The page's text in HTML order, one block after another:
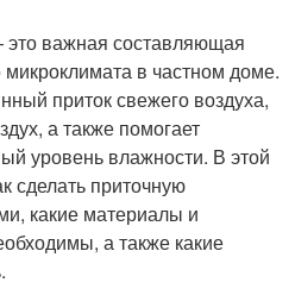
важная составляющая
в частном доме.
приток свежего воздуха,
а также помогает
уровень влажности. В этой
сделать приточную
какие материалы и
а также какие